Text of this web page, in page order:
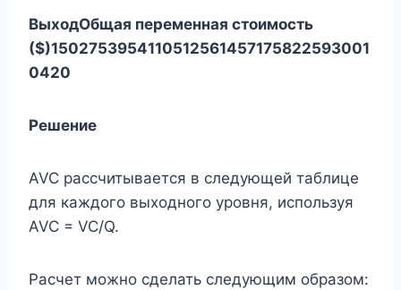
ВыходОбщая переменная стоимость
($)1502753954110512561457175822593001
0420
Решение
AVC рассчитывается в следующей таблице
для каждого выходного уровня, используя
AVC = VC/Q.
Расчет можно сделать следующим образом: